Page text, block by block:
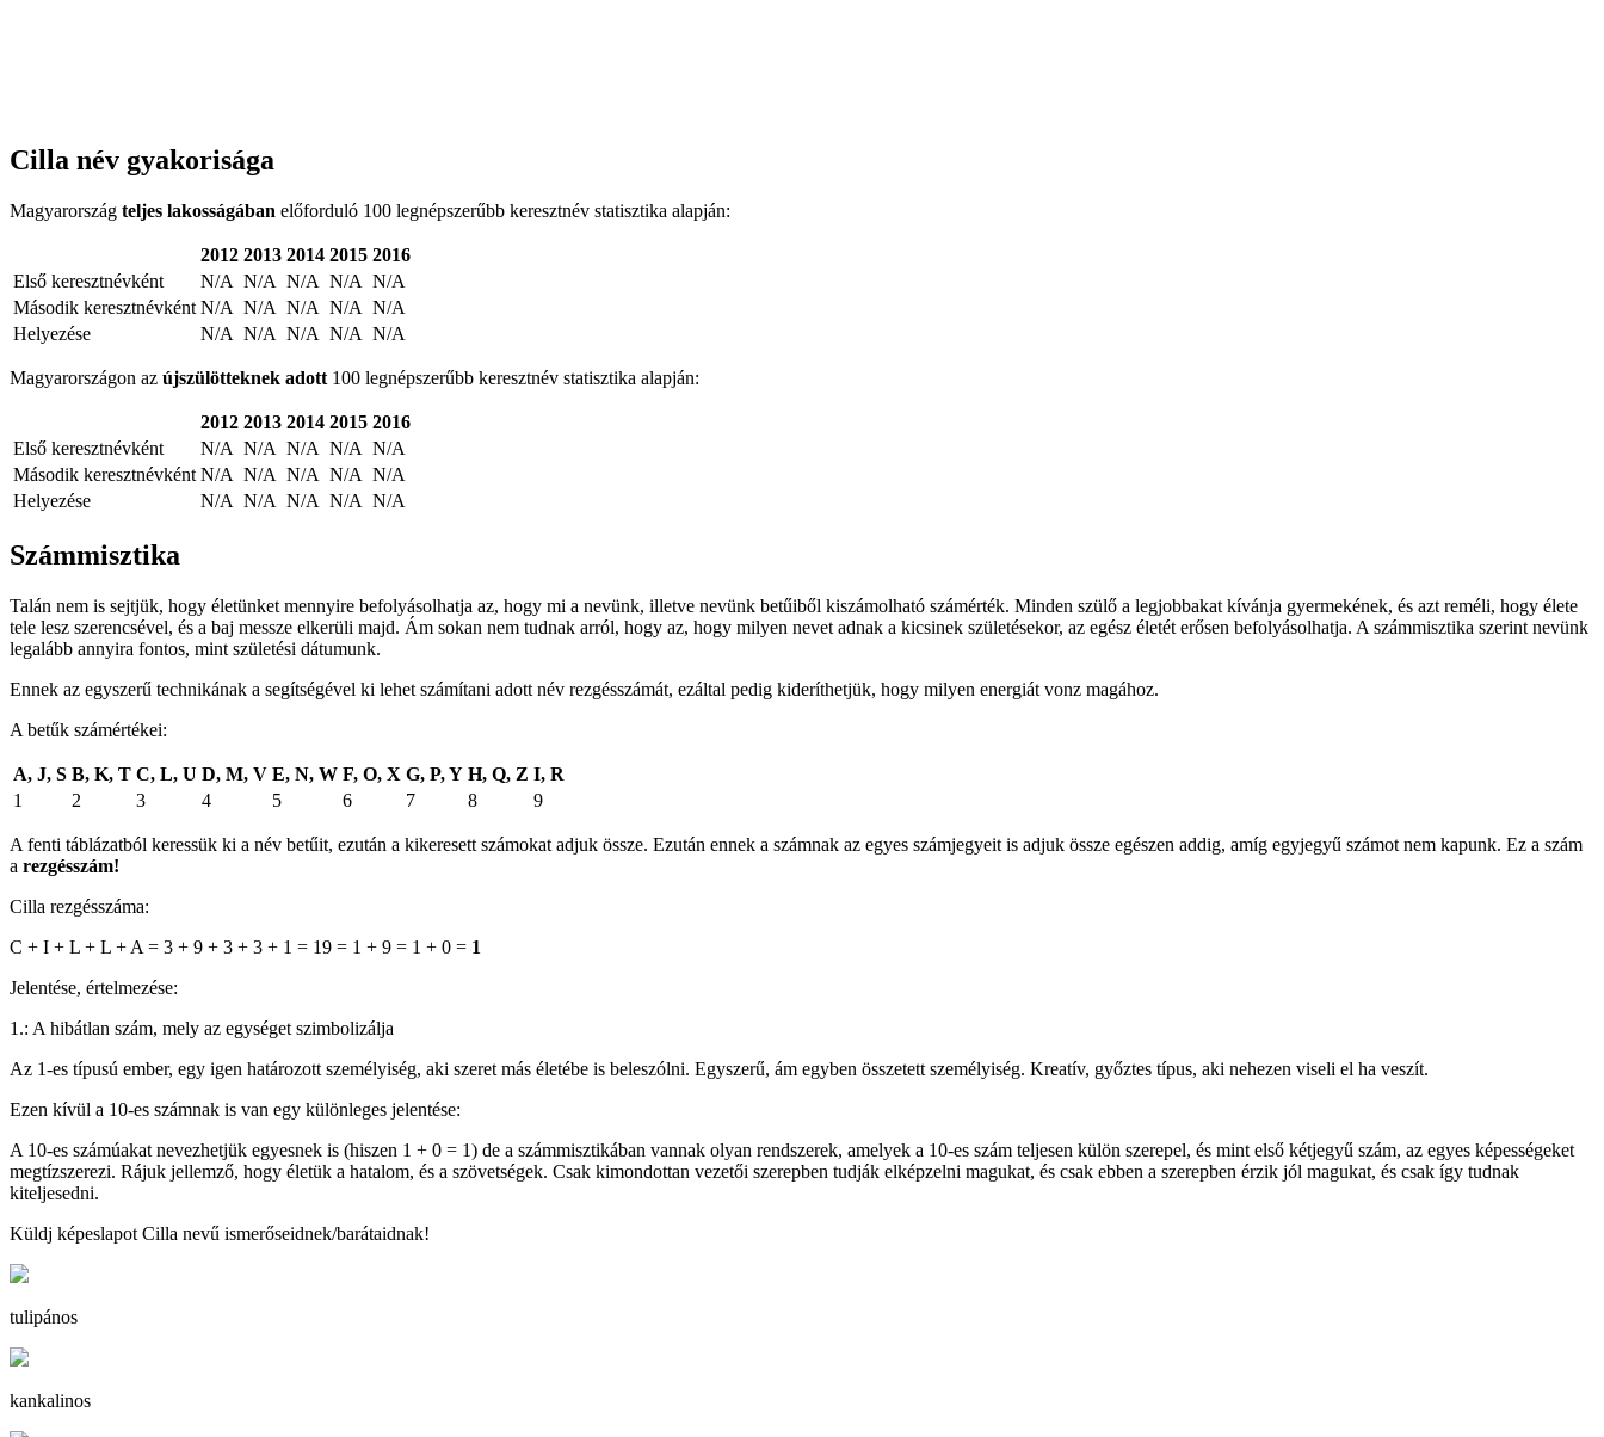
Cilla név gyakorisága
Magyarország teljes lakosságában előforduló 100 legnépszerűbb keresztnév statisztika alapján:
2012 2013 2014 2015 2016
Első keresztnévként
N/A N/A N/A N/A N/A
Második keresztnévként N/A N/A N/A N/A N/A
Helyezése
N/A N/A N/A N/A N/A
Magyarországon az újszülötteknek adott 100 legnépszerűbb keresztnév statisztika alapján:
2012 2013 2014 2015 2016
Első keresztnévként
N/A N/A N/A N/A N/A
Második keresztnévként N/A N/A N/A N/A N/A
Helyezése
N/A N/A N/A N/A N/A
Számmisztika
Talán nem is sejtjük, hogy életünket mennyire befolyásolhatja az, hogy mi a nevünk, illetve nevünk betűiből kiszámolható számérték. Minden szülő a legjobbakat kívánja gyermekének, és azt reméli, hogy élete
tele lesz szerencsével, és a baj messze elkerüli majd. Ám sokan nem tudnak arról, hogy az, hogy milyen nevet adnak a kicsinek születésekor, az egész életét erősen befolyásolhatja. A számmisztika szerint nevünk
legalább annyira fontos, mint születési dátumunk.
Ennek az egyszerű technikának a segítségével ki lehet számítani adott név rezgésszámát, ezáltal pedig kideríthetjük, hogy milyen energiát vonz magához.
A betűk számértékei:
A, J, S B, K, T C, L, U D, M, V E, N, W F, O, X G, P, Y H, Q, Z I, R
1
2 3 4 5 6 7 8 9
A fenti táblázatból keressük ki a név betűit, ezután a kikeresett számokat adjuk össze. Ezután ennek a számnak az egyes számjegyeit is adjuk össze egészen addig, amíg egyjegyű számot nem kapunk. Ez a szám
a rezgésszám!
Cilla rezgésszáma:
C + I + L + L + A = 3 + 9 + 3 + 3 + 1 = 19 = 1 + 9 = 1 + 0 = 1
Jelentése, értelmezése:
1.: A hibátlan szám, mely az egységet szimbolizálja
Az 1-es típusú ember, egy igen határozott személyiség, aki szeret más életébe is beleszólni. Egyszerű, ám egyben összetett személyiség. Kreatív, győztes típus, aki nehezen viseli el ha veszít.
Ezen kívül a 10-es számnak is van egy különleges jelentése:
A 10-es számúakat nevezhetjük egyesnek is (hiszen 1 + 0 = 1) de a számmisztikában vannak olyan rendszerek, amelyek a 10-es szám teljesen külön szerepel, és mint első kétjegyű szám, az egyes képességeket
megtízszerezi. Rájuk jellemző, hogy életük a hatalom, és a szövetségek. Csak kimondottan vezetői szerepben tudják elképzelni magukat, és csak ebben a szerepben érzik jól magukat, és csak így tudnak
kiteljesedni.
Küldj képeslapot Cilla nevű ismerőseidnek/barátaidnak!
tulipános
kankalinos